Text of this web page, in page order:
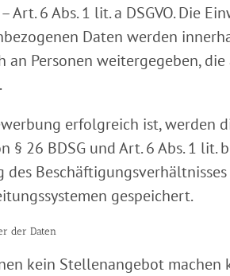
Art. 6 Abs. 1 lit. a DSGVO. Die
Daten werden
an Personen weitergegeben,
erfolgreich ist, werden
§ 26 BDSG und Art. 6 Abs. 1 lit.
des
gespeichert.
der Daten
kein Stellenangebot machen